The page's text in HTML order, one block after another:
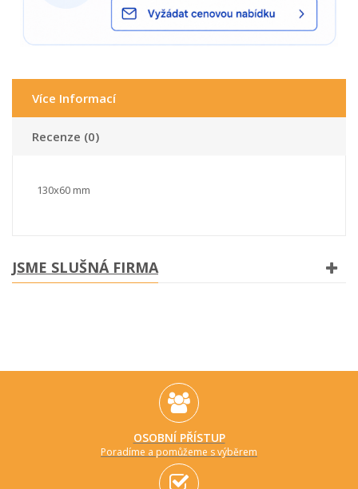
Více Informací
Recenze (0)
130x60 mm
JSME SLUŠNÁ FIRMA
OSOBNÍ PŘÍSTUP
Poradíme a pomůžeme s výběrem